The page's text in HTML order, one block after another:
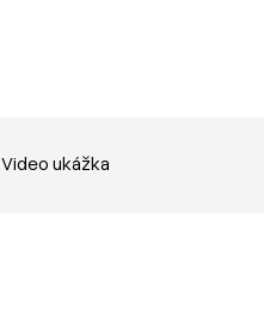
Video ukážka